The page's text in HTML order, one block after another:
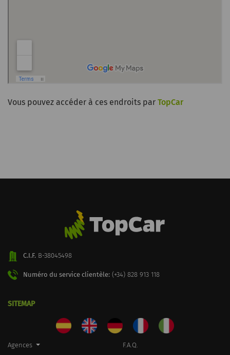
Vous pouvez accéder à ces endroits par TopCar
C.I.F. B-38045498
Numéro du service clientèle: (+34) 828 913 118
SITEMAP
Agences
F.A.Q.